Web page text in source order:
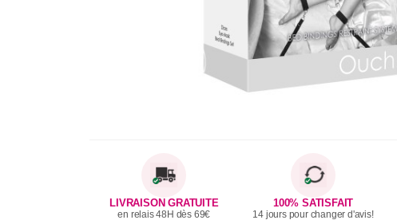
LIVRAISON GRATUITE
en relais 48H dès 69€
100% SATISFAIT
14 jours pour changer d'avis!